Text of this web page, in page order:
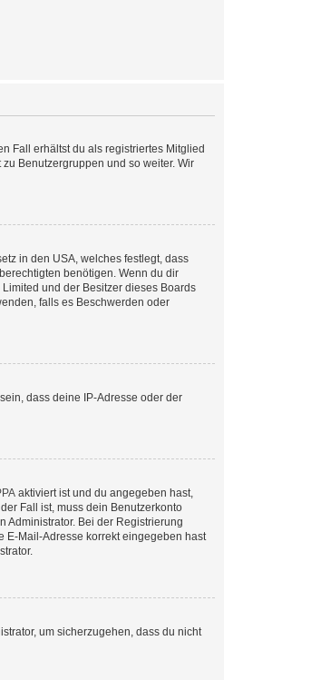
Fall erhältst du als registriertes Mitglied
Benutzergruppen und so weiter. Wir
in den USA, welches festlegt, dass
benötigen. Wenn du dir
und der Besitzer dieses Boards
falls es Beschwerden oder
dass deine IP-Adresse oder der
aktiviert ist und du angegeben hast,
Fall ist, muss dein Benutzerkonto
Administrator. Bei der Registrierung
E-Mail-Adresse korrekt eingegeben hast
um sicherzugehen, dass du nicht